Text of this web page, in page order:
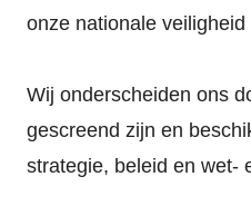
onze nationale
Wij onderscheiden ons
gescreend zijn en
strategie, beleid en wet-